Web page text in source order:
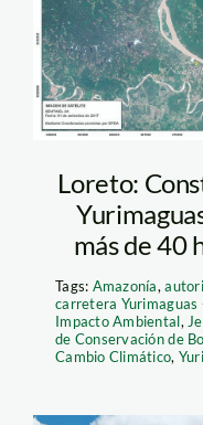
Loreto:
más de 40
Tags: Amazonía,
carretera Yurimaguas
Impacto Ambiental,
de Conservación de
Cambio Climático,